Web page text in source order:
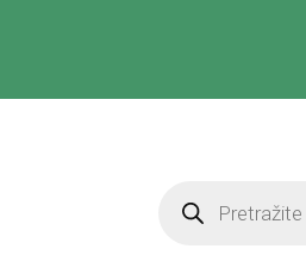
search